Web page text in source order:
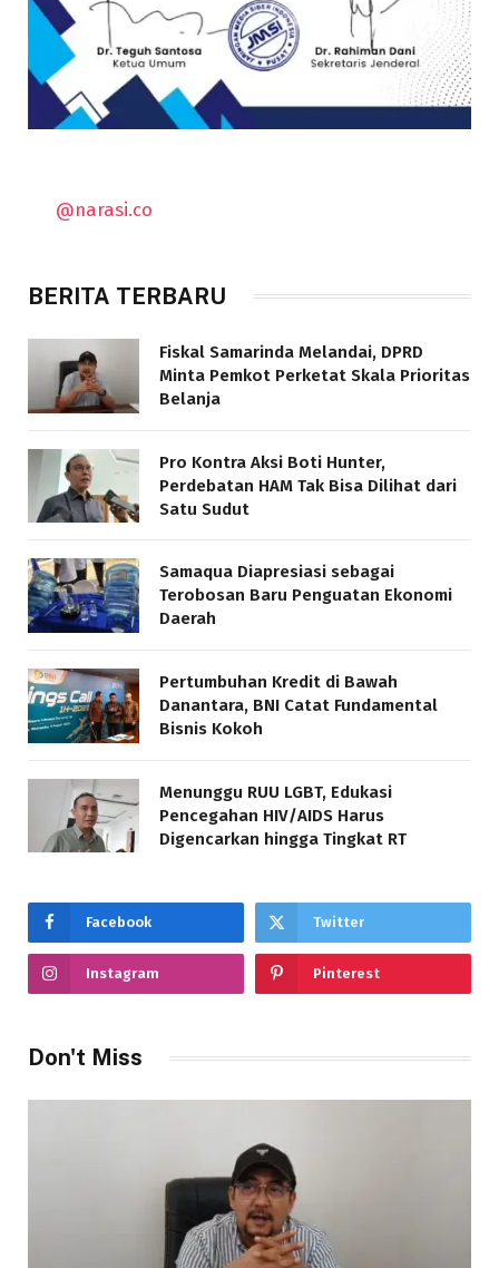
@narasi.co
BERITA TERBARU
Fiskal Samarinda Melandai, DPRD
Minta Pemkot Perketat Skala Prioritas
Belanja
Pro Kontra Aksi Boti Hunter,
Perdebatan HAM Tak Bisa Dilihat dari
Satu Sudut
Samaqua Diapresiasi sebagai
Terobosan Baru Penguatan Ekonomi
Daerah
Pertumbuhan Kredit di Bawah
Danantara, BNI Catat Fundamental
Bisnis Kokoh
Menunggu RUU LGBT, Edukasi
Pencegahan HIV/AIDS Harus
Digencarkan hingga Tingkat RT
Facebook Twitter
Instagram Pinterest
Don't Miss